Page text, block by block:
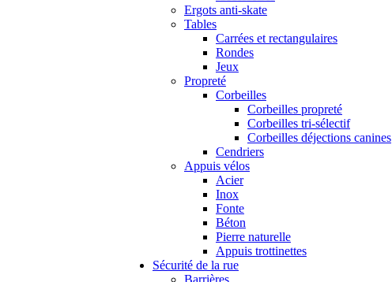
Ergots anti-skate
Tables
Carrées et rectangulaires
Rondes
Jeux
Propreté
Corbeilles
Corbeilles propreté
Corbeilles tri-sélectif
Corbeilles déjections canines
Cendriers
Appuis vélos
Acier
Inox
Fonte
Béton
Pierre naturelle
Appuis trottinettes
Sécurité de la rue
Barrières